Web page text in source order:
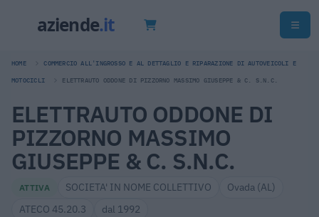
HOME COMMERCIO ALL'INGROSSO E AL DETTAGLIO E RIPARAZIONE DI AUTOVEICOLI E
MOTOCICLI ELETTRAUTO ODDONE DI PIZZORNO MASSIMO GIUSEPPE & C. S.N.C.
ELETTRAUTO ODDONE DI
PIZZORNO MASSIMO
GIUSEPPE & C. S.N.C.
ATTIVA SOCIETA' IN NOME COLLETTIVO
Ovada (AL)
ATECO 45.20.3
dal 1992